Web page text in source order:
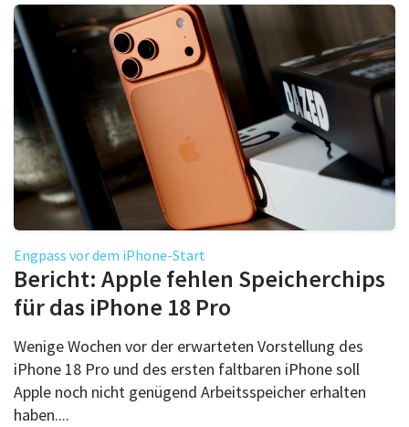
Engpass vor dem iPhone-Start
Bericht: Apple fehlen Speicherchips
für das iPhone 18 Pro
Wenige Wochen vor der erwarteten Vorstellung des
iPhone 18 Pro und des ersten faltbaren iPhone soll
Apple noch nicht genügend Arbeitsspeicher erhalten
haben....